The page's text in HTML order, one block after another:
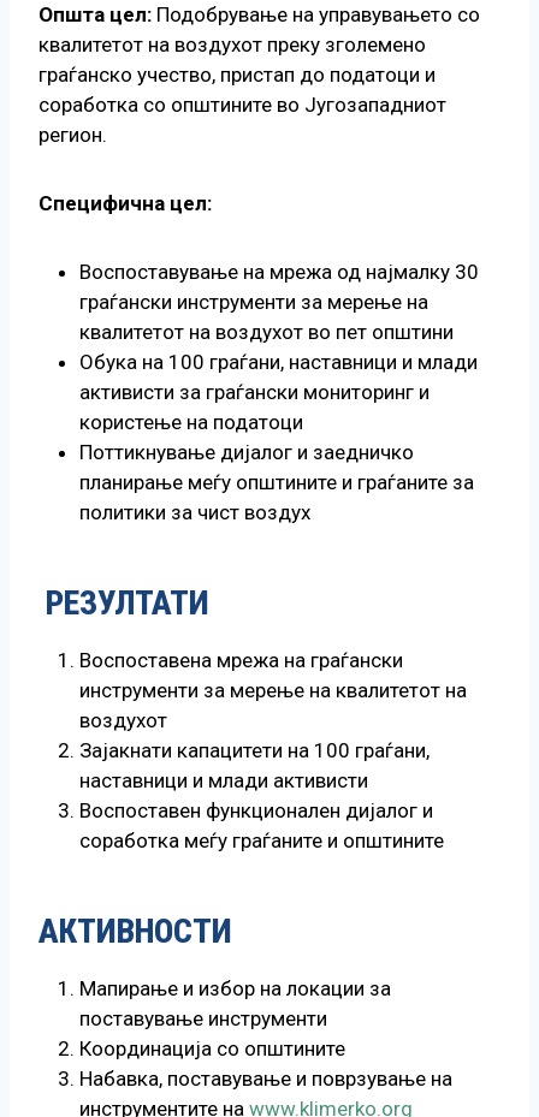
Општа цел: Подобрување на управувањето со
квалитетот на воздухот преку зголемено
граѓанско учество, пристап до податоци и
соработка со општините во Југозападниот
регион.
Специфична цел:
Воспоставување на мрежа од најмалку 30
граѓански инструменти за мерење на
квалитетот на воздухот во пет општини
Обука на 100 граѓани, наставници и млади
активисти за граѓански мониторинг и
користење на податоци
Поттикнување дијалог и заедничко
планирање меѓу општините и граѓаните за
политики за чист воздух
РЕЗУЛТАТИ
Воспоставена мрежа на граѓански
инструменти за мерење на квалитетот на
воздухот
Зајакнати капацитети на 100 граѓани,
наставници и млади активисти
Воспоставен функционален дијалог и
соработка меѓу граѓаните и општините
АКТИВНОСТИ
Мапирање и избор на локации за
поставување инструменти
Координација со општините
Набавка, поставување и поврзување на
инструментите на www.klimerko.org